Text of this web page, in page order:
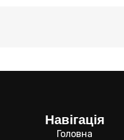
Навігація
Головна